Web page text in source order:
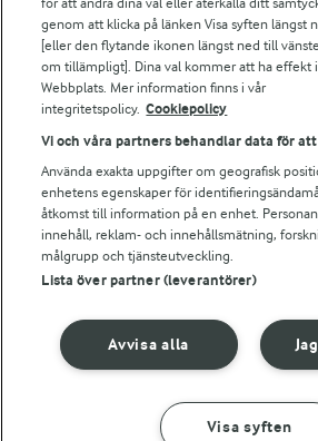
Följ oss
© 2026 Arla Foods
Integritetspolicy
genom att klicka på länken Visa syften längst
[eller den flytande ikonen längst ned till
om tillämpligt]. Dina val kommer att ha effekt
Webbplats. Mer information finns i vår
integritetspolicy. Cookiepolicy
Vi och våra partners behandlar data för
Använda exakta uppgifter om geografisk
enhetens egenskaper för
åtkomst till information på en enhet.
innehåll, reklam- och innehållsmätning,
målgrupp och tjänsteutveckling.
Lista över partner (leverantörer)
Avvisa alla
Visa syften